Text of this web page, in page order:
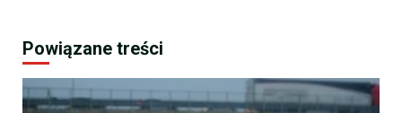
Powiązane treści